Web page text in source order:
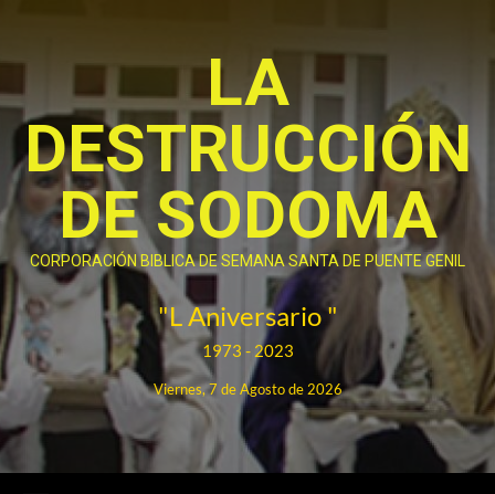
contenido
LA
DESTRUCCIÓN
DE SODOMA
CORPORACIÓN BIBLICA DE SEMANA SANTA DE PUENTE GENIL
"L Aniversario "
1973 - 2023
Viernes, 7 de Agosto de 2026